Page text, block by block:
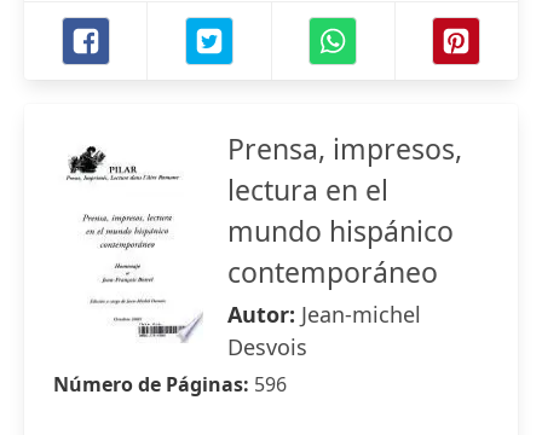
Prensa, impresos,
lectura en el
mundo hispánico
contemporáneo
Autor: Jean-michel
Desvois
Número de Páginas: 596